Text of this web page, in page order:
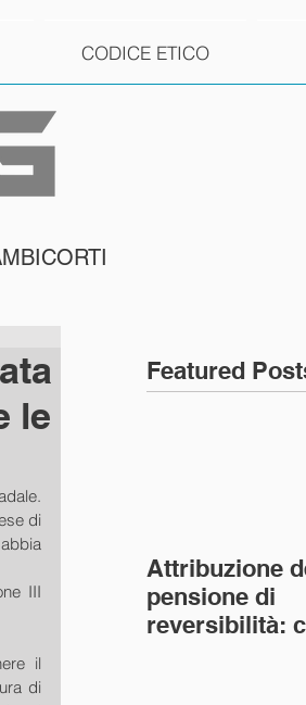
CODICE ETICO
le
di
III
il
di
Featured
Attribuzione
pensione di
reversibilità: